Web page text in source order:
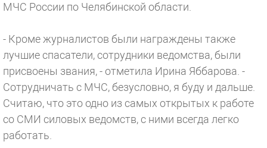
МЧС России по Челябинской области.
- Кроме журналистов были награждены также
лучшие спасатели, сотрудники ведомства, были
присвоены звания, - отметила Ирина Яббарова. -
Сотрудничать с МЧС, безусловно, я буду и дальше.
Считаю, что это одно из самых открытых к работе
со СМИ силовых ведомств, с ними всегда легко
работать.